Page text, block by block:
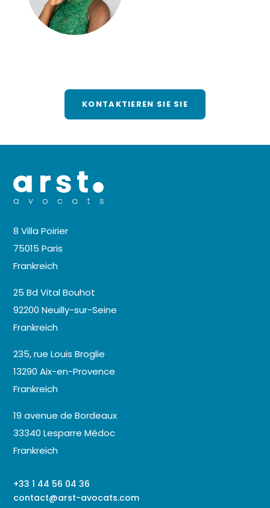
KONTAKTIEREN SIE SIE
8 Villa Poirier
75015 Paris
Frankreich
25 Bd Vital Bouhot
92200 Neuilly-sur-Seine
Frankreich
235, rue Louis Broglie
13290 Aix-en-Provence
Frankreich
19 avenue de Bordeaux
33340 Lesparre Médoc
Frankreich
+33 1 44 56 04 36
contact@arst-avocats.com